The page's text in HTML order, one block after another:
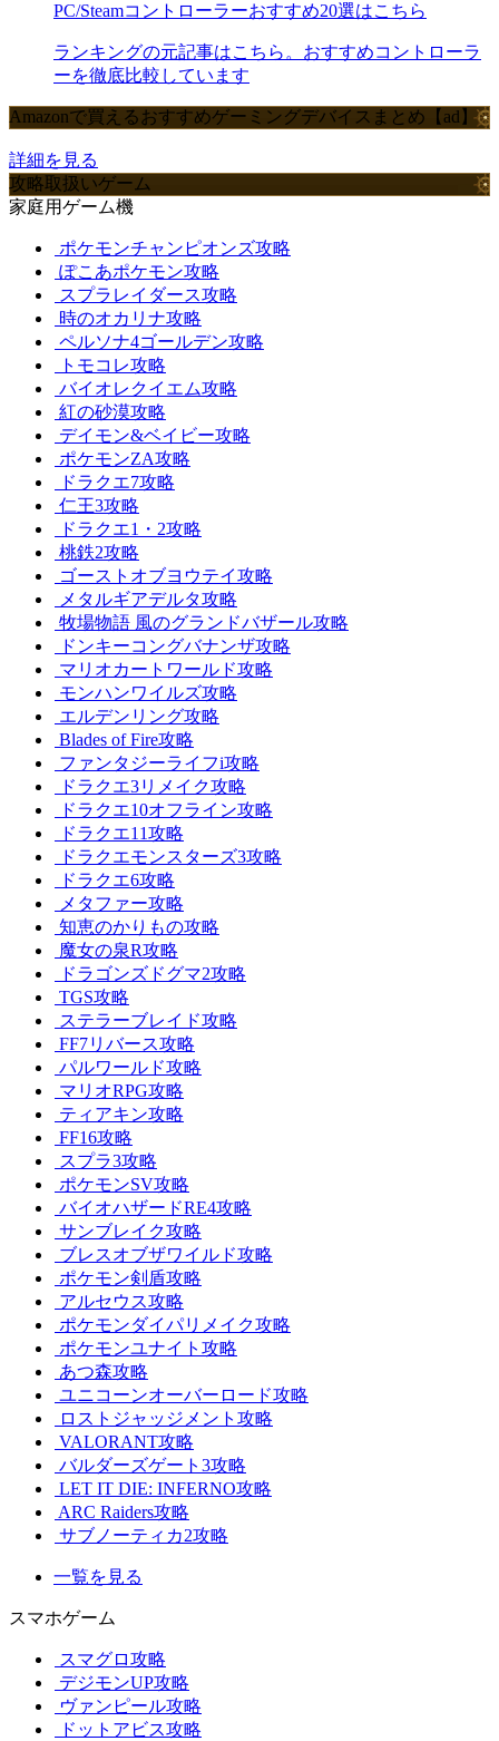
PC/Steamコントローラーおすすめ20選はこちら
ランキングの元記事はこちら。おすすめコントローラ
ーを徹底比較しています
Amazonで買えるおすすめゲーミングデバイスまとめ【ad】
詳細を見る
攻略取扱いゲーム
家庭用ゲーム機
ポケモンチャンピオンズ攻略
ぽこあポケモン攻略
スプラレイダース攻略
時のオカリナ攻略
ペルソナ4ゴールデン攻略
トモコレ攻略
バイオレクイエム攻略
紅の砂漠攻略
デイモン&ベイビー攻略
ポケモンZA攻略
ドラクエ7攻略
仁王3攻略
ドラクエ1・2攻略
桃鉄2攻略
ゴーストオブヨウテイ攻略
メタルギアデルタ攻略
牧場物語 風のグランドバザール攻略
ドンキーコングバナンザ攻略
マリオカートワールド攻略
モンハンワイルズ攻略
エルデンリング攻略
Blades of Fire攻略
ファンタジーライフi攻略
ドラクエ3リメイク攻略
ドラクエ10オフライン攻略
ドラクエ11攻略
ドラクエモンスターズ3攻略
ドラクエ6攻略
メタファー攻略
知恵のかりもの攻略
魔女の泉R攻略
ドラゴンズドグマ2攻略
TGS攻略
ステラーブレイド攻略
FF7リバース攻略
パルワールド攻略
マリオRPG攻略
ティアキン攻略
FF16攻略
スプラ3攻略
ポケモンSV攻略
バイオハザードRE4攻略
サンブレイク攻略
ブレスオブザワイルド攻略
ポケモン剣盾攻略
アルセウス攻略
ポケモンダイパリメイク攻略
ポケモンユナイト攻略
あつ森攻略
ユニコーンオーバーロード攻略
ロストジャッジメント攻略
VALORANT攻略
バルダーズゲート3攻略
LET IT DIE: INFERNO攻略
ARC Raiders攻略
サブノーティカ2攻略
一覧を見る
スマホゲーム
スマグロ攻略
デジモンUP攻略
ヴァンピール攻略
ドットアビス攻略